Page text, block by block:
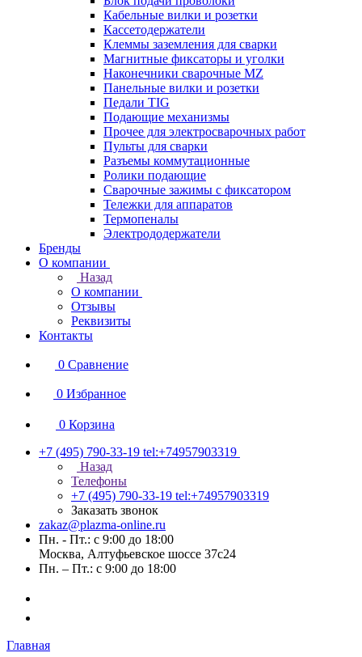
Кабельные вилки и розетки
Кассетодержатели
Клеммы заземления для сварки
Магнитные фиксаторы и уголки
Наконечники сварочные MZ
Панельные вилки и розетки
Педали TIG
Подающие механизмы
Прочее для электросварочных работ
Пульты для сварки
Разъемы коммутационные
Ролики подающие
Сварочные зажимы с фиксатором
Тележки для аппаратов
Термопеналы
Электрододержатели
Бренды
О компании
Назад
О компании
Отзывы
Реквизиты
Контакты
0 Сравнение
0 Избранное
0 Корзина
+7 (495) 790-33-19 tel:+74957903319
Назад
Телефоны
+7 (495) 790-33-19 tel:+74957903319
Заказать звонок
zakaz@plazma-online.ru
Пн. - Пт.: с 9:00 до 18:00
Москва, Алтуфьевское шоссе 37с24
Пн. – Пт.: с 9:00 до 18:00
Главная